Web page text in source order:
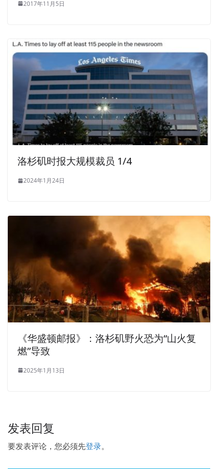
2017年11月5日
洛杉矶时报大规模裁员 1/4
2024年1月24日
《华盛顿邮报》：洛杉矶野火恐为“山火复
燃”导致
2025年1月13日
发表回复
要发表评论，您必须先登录。